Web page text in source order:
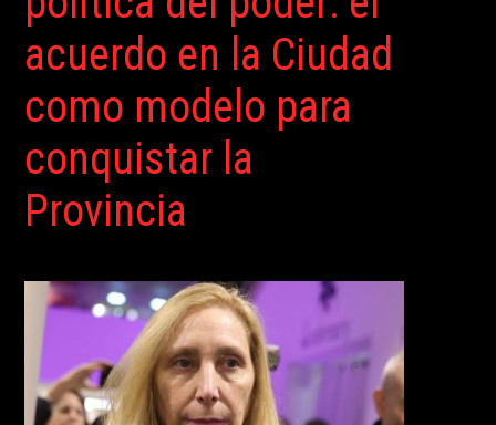
acuerdo en la Ciudad
como modelo para
conquistar la
Provincia